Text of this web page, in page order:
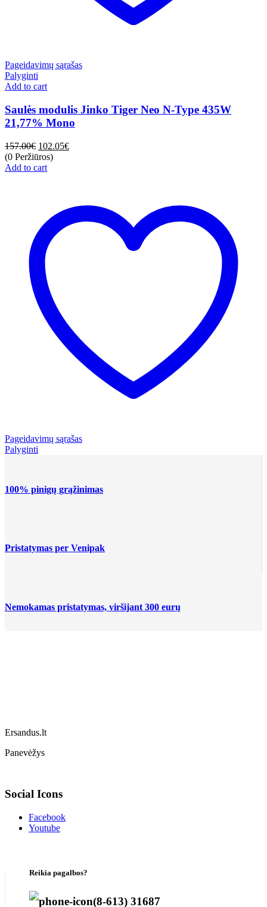
Pageidavimų sąrašas
Palyginti
Add to cart
Saulės modulis Jinko Tiger Neo N-Type 435W
21,77% Mono
157.00€ 102.05€
(0 Peržiūros)
Add to cart
Pageidavimų sąrašas
Palyginti
100% pinigų grąžinimas
Pristatymas per Venipak
Nemokamas pristatymas, viršijant 300 eurų
Ersandus.lt
Panevėžys
Social Icons
Facebook
Youtube
Reikia pagalbos?
(8-613) 31687